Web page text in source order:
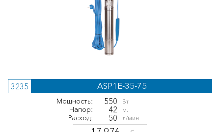
3235 ASP1E-35-75
Мощность: 550 Вт
Напор: 42 м.
Расход: 50 л/мин